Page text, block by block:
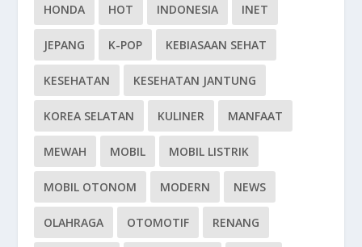
HONDA HOT INDONESIA INET
JEPANG K-POP KEBIASAAN SEHAT
KESEHATAN KESEHATAN JANTUNG
KOREA SELATAN KULINER MANFAAT
MEWAH MOBIL MOBIL LISTRIK
MOBIL OTONOM MODERN NEWS
OLAHRAGA OTOMOTIF RENANG